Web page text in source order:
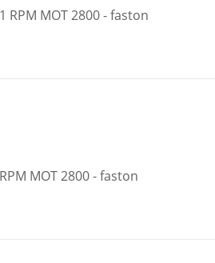
RPM MOT 2800 - faston
MOT 2800 - faston